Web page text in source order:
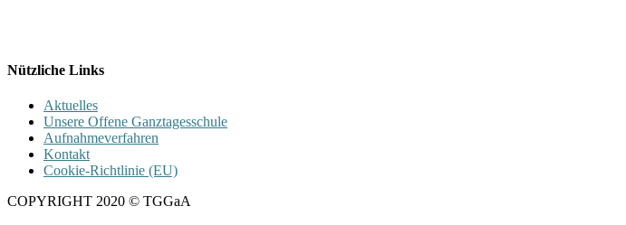
Nützliche Links
Aktuelles
Unsere Offene Ganztagesschule
Aufnahmeverfahren
Kontakt
Cookie-Richtlinie (EU)
COPYRIGHT 2020 © TGGaA